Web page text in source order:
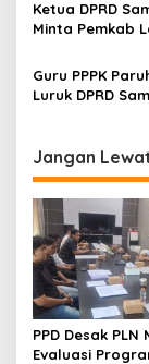
Ketua DPRD
Minta Pemkab
Masyarakat
Guru PPPK
Luruk DPRD
Jangan
PPD Desak PLN
Evaluasi